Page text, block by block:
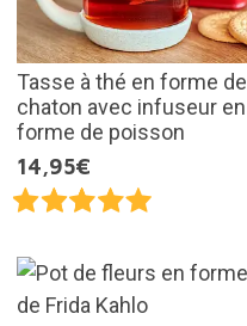
Tasse à thé en forme de
chaton avec infuseur en
forme de poisson
14,95€